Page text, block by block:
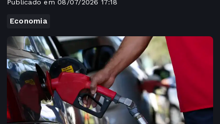
Publicado em 08/07/2026 17:18
Economia